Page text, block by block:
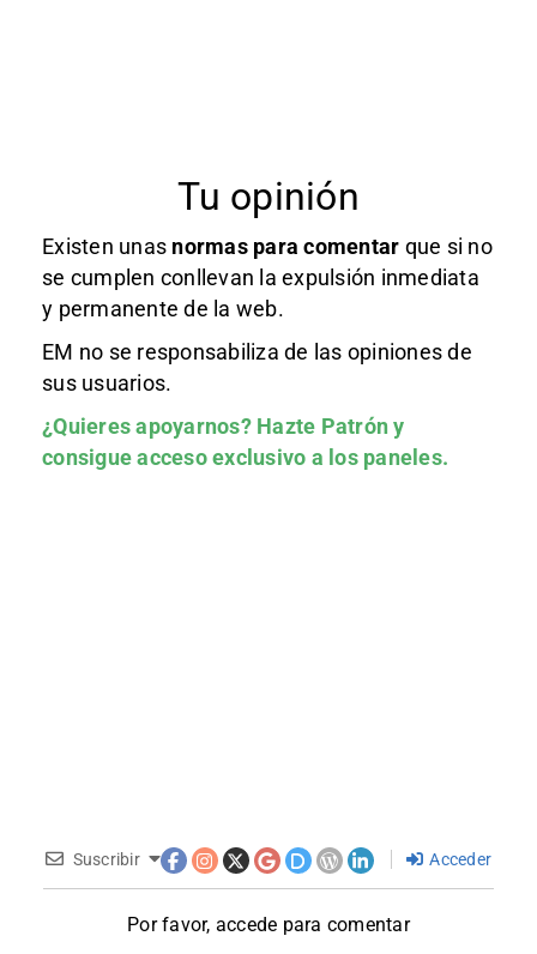
Tu opinión
Existen unas normas para comentar que si no
se cumplen conllevan la expulsión inmediata
y permanente de la web.
EM no se responsabiliza de las opiniones de
sus usuarios.
¿Quieres apoyarnos? Hazte Patróny
consigue acceso exclusivo a los paneles.
Suscribir Acceder
Por favor, accede para comentar